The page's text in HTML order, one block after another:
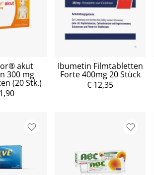
akut
300 mg
(20 Stk.)
Ibumetin Filmtabletten
Forte 400mg 20 Stück
€ 12,35